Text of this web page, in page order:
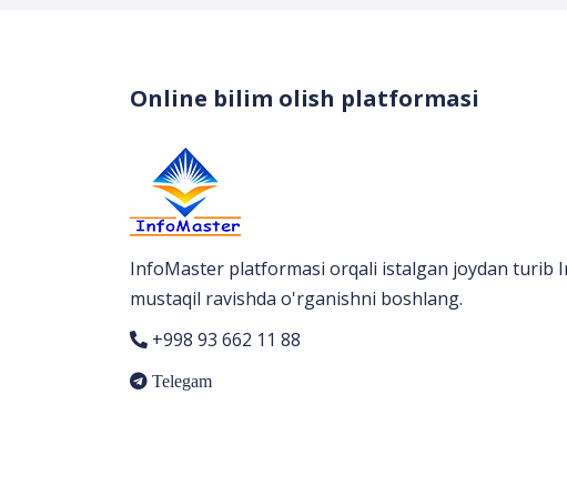
Online bilim olish platformasi
InfoMaster platformasi orqali istalgan joydan turib
mustaqil ravishda o'rganishni boshlang.
+998 93 662 11 88
Telegam